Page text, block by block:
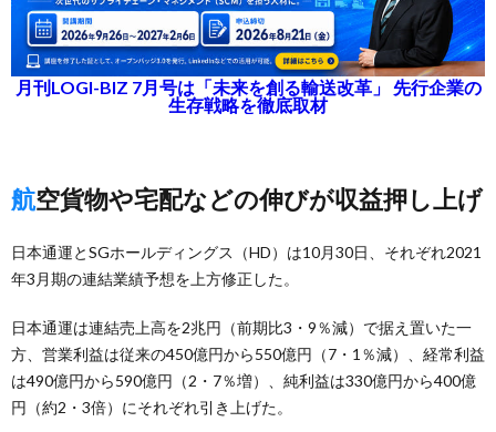
月刊LOGI-BIZ 7月号は「未来を創る輸送改革」 先行企業の
生存戦略を徹底取材
航空貨物や宅配などの伸びが収益押し上げ
日本通運とSGホールディングス（HD）は10月30日、それぞれ2021
年3月期の連結業績予想を上方修正した。
日本通運は連結売上高を2兆円（前期比3・9％減）で据え置いた一
方、営業利益は従来の450億円から550億円（7・1％減）、経常利益
は490億円から590億円（2・7％増）、純利益は330億円から400億
円（約2・3倍）にそれぞれ引き上げた。